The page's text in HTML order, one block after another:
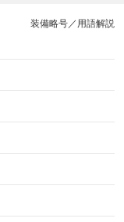
装備略号／用語解説